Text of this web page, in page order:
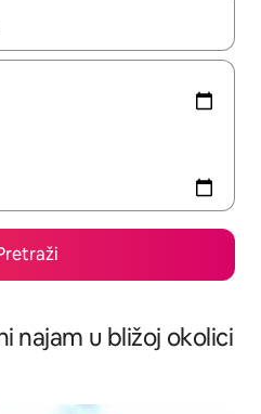
moći ćete ih pregledati
najam u bližoj okolici